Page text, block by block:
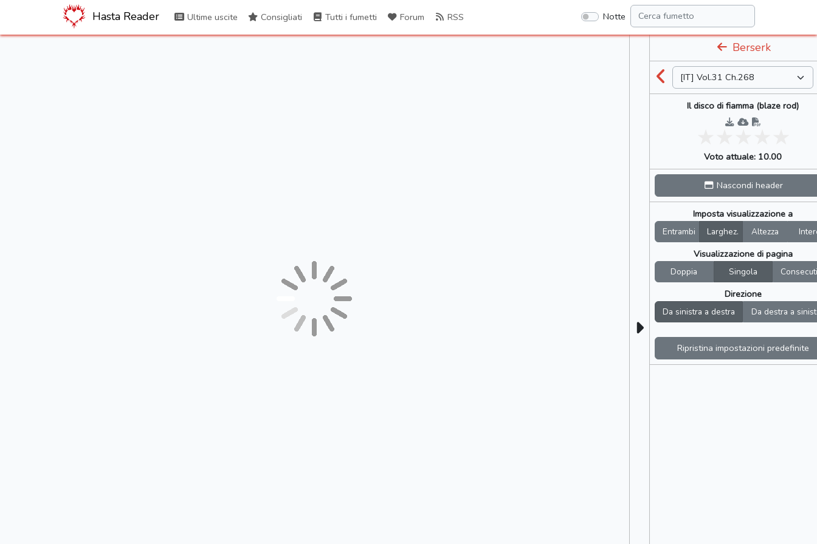
Hasta Reader Ultime uscite Consigliati Tutti i fumetti Forum RSS Notte
Berserk
Il disco di fiamma (blaze rod)
Voto attuale: 10.00
Nascondi header
Imposta visualizzazione a
Entrambi Larghez. Altezza
Visualizzazione di pagina
Doppia Singola
Direzione
Da sinistra a destra Da destra a
Ripristina impostazioni predefinite